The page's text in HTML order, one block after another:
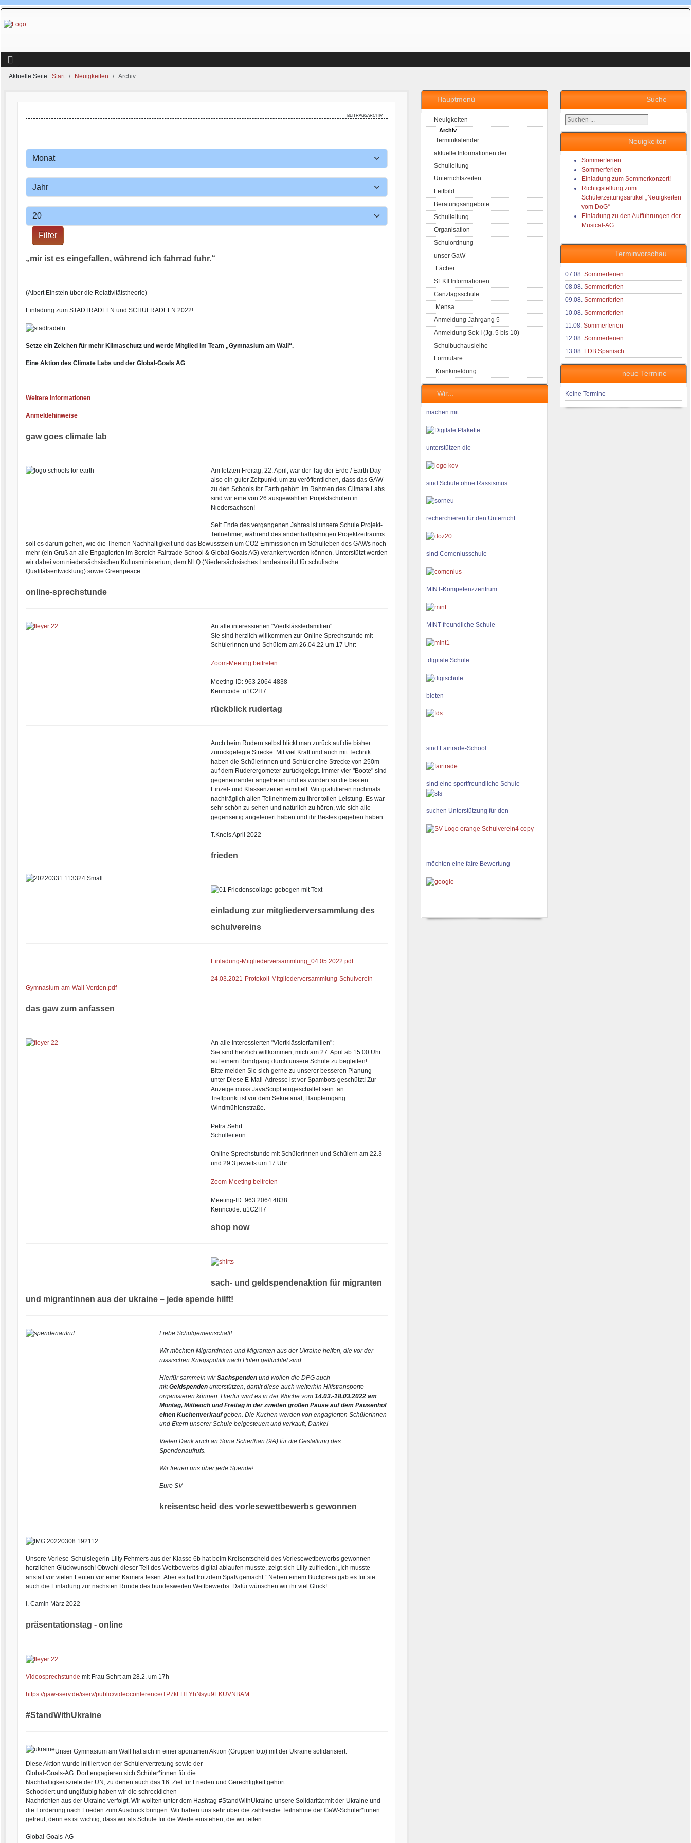
Aktuelle Seite: Start Neuigkeiten Archiv
Hauptmenü
Neuigkeiten
Archiv
Terminkalender
aktuelle Informationen der
Schulleitung
Unterrichtszeiten
Leitbild
Beratungsangebote
Schulleitung
Organisation
Schulordnung
unser GaW
Fächer
SEKII Informationen
Ganztagsschule
Mensa
Anmeldung Jahrgang 5
Anmeldung Sek I (Jg. 5 bis 10)
Schulbuchausleihe
Formulare
Krankmeldung
Wir...
machen mit
unterstützen die
sind Schule ohne Rassismus
recherchieren für den Unterricht
sind Comeniusschule
MINT-Kompetenzzentrum
MINT-freundliche Schule
digitale Schule
bieten
sind Fairtrade-School
sind eine sportfreundliche Schule
suchen Unterstützung für den
möchten eine faire Bewertung
Suche
Suchen
...
Neuigkeiten
Sommerferien
Sommerferien
Einladung zum Sommerkonzert!
Richtigstellung zum
Schülerzeitungsartikel „Neuigkeiten
vom DoG“
Einladung zu den Aufführungen der
Musical-AG
Terminvorschau
07.08. Sommerferien
08.08. Sommerferien
09.08. Sommerferien
10.08. Sommerferien
11.08. Sommerferien
12.08. Sommerferien
13.08. FDB Spanisch
neue Termine
Keine Termine
beitragsarchiv
Filter
Filter
„mir ist es eingefallen, während ich fahrrad fuhr.“
(Albert Einstein über die Relativitätstheorie)
Einladung zum STADTRADELN und SCHULRADELN 2022!
Setze ein Zeichen für mehr Klimaschutz und werde Mitglied im Team „Gymnasium am Wall“.
Eine Aktion des Climate Labs und der Global-Goals AG
Weitere Informationen
Anmeldehinweise
gaw goes climate lab
Am letzten Freitag, 22. April, war der Tag der Erde / Earth Day –
also ein guter Zeitpunkt, um zu veröffentlichen, dass das GAW
zu den Schools for Earth gehört. Im Rahmen des Climate Labs
sind wir eine von 26 ausgewählten Projektschulen in
Niedersachsen!
Seit Ende des vergangenen Jahres ist unsere Schule Projekt-
Teilnehmer, während des anderthalbjährigen Projektzeitraums
soll es darum gehen, wie die Themen Nachhaltigkeit und das Bewusstsein um CO2-Emmissionen im Schulleben des GAWs noch
mehr (ein Gruß an alle Engagierten im Bereich Fairtrade School & Global Goals AG) verankert werden können. Unterstützt werden
wir dabei vom niedersächsischen Kultusministerium, dem NLQ (Niedersächsisches Landesinstitut für schulische
Qualitätsentwicklung) sowie Greenpeace.
online-sprechstunde
An alle interessierten "Viertklässlerfamilien":
Sie sind herzlich willkommen zur Online Sprechstunde mit
Schülerinnen und Schülern am 26.04.22 um 17 Uhr:
Zoom-Meeting beitreten
Meeting-ID: 963 2064 4838
Kenncode: u1C2H7
rückblick rudertag
Auch beim Rudern selbst blickt man zurück auf die bisher
zurückgelegte Strecke. Mit viel Kraft und auch mit Technik
haben die Schülerinnen und Schüler eine Strecke von 250m
auf dem Ruderergometer zurückgelegt. Immer vier "Boote" sind
gegeneinander angetreten und es wurden so die besten
Einzel- und Klassenzeiten ermittelt. Wir gratulieren nochmals
nachträglich allen Teilnehmern zu ihrer tollen Leistung. Es war
sehr schön zu sehen und natürlich zu hören, wie sich alle
gegenseitig angefeuert haben und ihr Bestes gegeben haben.
T.Knels April 2022
frieden
einladung zur mitgliederversammlung des
schulvereins
Einladung-Mitgliederversammlung_04.05.2022.pdf
24.03.2021-Protokoll-Mitgliederversammlung-Schulverein-
Gymnasium-am-Wall-Verden.pdf
das gaw zum anfassen
An alle interessierten "Viertklässlerfamilien":
Sie sind herzlich willkommen, mich am 27. April ab 15.00 Uhr
auf einem Rundgang durch unsere Schule zu begleiten!
Bitte melden Sie sich gerne zu unserer besseren Planung
unter Diese E-Mail-Adresse ist vor Spambots geschützt! Zur
Anzeige muss JavaScript eingeschaltet sein.an.
Treffpunkt ist vor dem Sekretariat, Haupteingang
Windmühlenstraße.
Petra Sehrt
Schulleiterin
Online Sprechstunde mit Schülerinnen und Schülern am 22.3
und 29.3 jeweils um 17 Uhr:
Zoom-Meeting beitreten
Meeting-ID: 963 2064 4838
Kenncode: u1C2H7
shop now
sach- und geldspendenaktion für migranten
und migrantinnen aus der ukraine – jede spende hilft!
Liebe Schulgemeinschaft!
Wir möchten Migrantinnen und Migranten aus der Ukraine helfen, die vor der
russischen Kriegspolitik nach Polen geflüchtet sind.
Hierfür sammeln wirSachspendenund wollen die DPG auch
mitGeldspenden unterstützen, damit diese auch weiterhin Hilfstransporte
organisieren können. Hierfür wird es in der Woche vom 14.03.-18.03.2022 am
Montag, Mittwoch und Freitag in der zweiten großen Pause auf dem Pausenhof
einen Kuchenverkaufgeben. Die Kuchen werden von engagierten SchülerInnen
und Eltern unserer Schule beigesteuert und verkauft, Danke!
Vielen Dank auch an Sona Scherthan (9A) für die Gestaltung des
Spendenaufrufs.
Wir freuen uns über jede Spende!
Eure SV
kreisentscheid des vorlesewettbewerbs gewonnen
Unsere Vorlese-Schulsiegerin Lilly Fehmers aus der Klasse 6b hat beim Kreisentscheid des Vorlesewettbewerbs gewonnen –
herzlichen Glückwunsch! Obwohl dieser Teil des Wettbewerbs digital ablaufen musste, zeigt sich Lilly zufrieden: „Ich musste
anstatt vor vielen Leuten vor einer Kamera lesen. Aber es hat trotzdem Spaß gemacht.“ Neben einem Buchpreis gab es für sie
auch die Einladung zur nächsten Runde des bundesweiten Wettbewerbs. Dafür wünschen wir ihr viel Glück!
I. Camin März 2022
präsentationstag - online
Videosprechstunde mit Frau Sehrt am 28.2. um 17h
https://gaw-iserv.de/iserv/public/videoconference/TP7kLHFYhNsyu9EKUVNBAM
#StandWithUkraine
Unser Gymnasium am Wall hat sich in einer spontanen Aktion (Gruppenfoto) mit der Ukraine solidarisiert.
Diese Aktion wurde initiiert von der Schülervertretung sowie der
Global-Goals-AG. Dort engagieren sich Schüler*innen für die
Nachhaltigkeitsziele der UN, zu denen auch das 16. Ziel für Frieden und Gerechtigkeit gehört.
Schockiert und ungläubig haben wir die schrecklichen
Nachrichten aus der Ukraine verfolgt. Wir wollten unter dem Hashtag #StandWithUkraine unsere Solidarität mit der Ukraine und
die Forderung nach Frieden zum Ausdruck bringen. Wir haben uns sehr über die zahlreiche Teilnahme der GaW-Schüler*innen
gefreut, denn es ist wichtig, dass wir als Schule für die Werte einstehen, die wir teilen.
Global-Goals-AG